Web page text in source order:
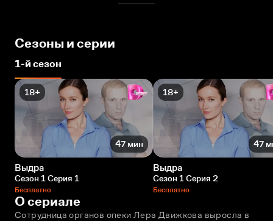
Сезоны и серии
1-й сезон
18+
47 мин
Выдра
Сезон 1 Серия 1
Бесплатно
18+
47
Выдра
Сезон 1 Серия 2
Бесплатно
О сериале
Сотрудница органов опеки Лера Движкова выросла в